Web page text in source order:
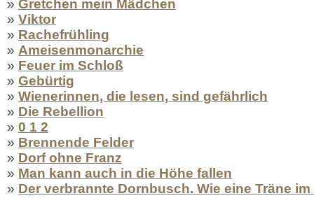
» Gretchen mein Mädchen
» Viktor
» Rachefrühling
» Ameisenmonarchie
» Feuer im Schloß
» Gebürtig
» Wienerinnen, die lesen, sind gefährlich
» Die Rebellion
» 0 1 2
» Brennende Felder
» Dorf ohne Franz
» Man kann auch in die Höhe fallen
» Der verbrannte Dornbusch. Wie eine Träne im